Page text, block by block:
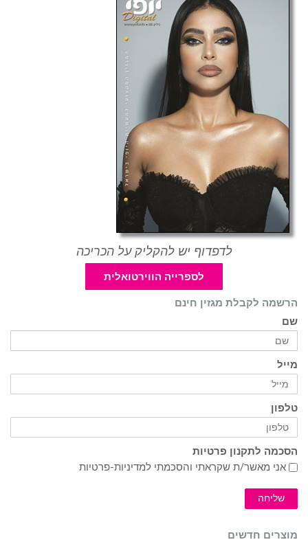
לדפדוף יש להקליק על הכריכה
לספרייה הווירטואלית
הרשמה לקבלת מגזין חינם
שם
מייל
טלפון
הסכמה לתקנון פרטיות
אני מאשר/ת שקראתי והסכמתי למדיניות-פרטיות
שליחה
מוצרים חדשים